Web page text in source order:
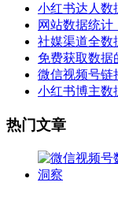
小红书达人数
网站数据统
社媒渠道全数
免费获取数据
微信视频号链
小红书博主数
热门文章